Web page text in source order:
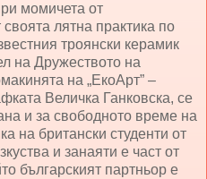
момичета от
лятна практика по
троянски керамик
на Дружеството на
на „ЕкоАрт” –
Величка Ганковска, се
и за свободното време на
на британски студенти от
и занаяти е част от
българският партньор е